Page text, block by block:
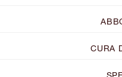
CURA